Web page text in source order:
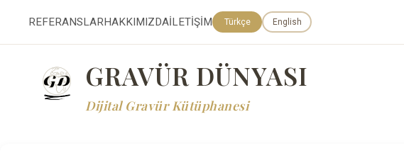
REFERANSLARHAKKIMIZDAİLETİŞİM Türkçe English
GRAVÜR DÜNYASI
Dijital Gravür Kütüphanesi